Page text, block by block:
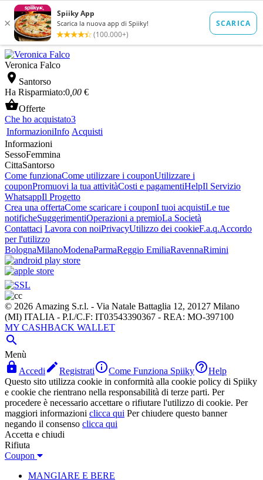
Veronica Falco
 Santorso
Ha Risparmiato:0 ,00 €
Offerte
Che ho acquistato3
InformazioniInfo Acquisti
Informazioni
SessoFemmina
CittaSantorso
Come funzionaCome utilizzare i couponUtilizzare i
couponPromuovi la tua attivitàCosti e pagamentiHelpIl Servizio
WhatsappIl Progetto
Crea una offertaCome scaricare i couponI tuoi acquistiLe tue
notificheSuggerimentiOperazioni a premioLa Società
Contattaci Lavora con noiPrivacyUtilizzo dei cookieF.a.q.Accordo
per l'utilizzo
BolognaMilanoModenaParmaReggio EmiliaRavennaRimini
© 2026 Amazing S.r.l. - Via Natale Battaglia 12, 20127 Milano
(MI) ITALIA - P.I./C.F: IT03543390367 - REA: MO-397100
MY CASHBACK WALLET

Menù
 Accedi RegistratiCome Funziona SpiikyHelp
Questo sito utilizza cookie in conformità alla cookie policy di Spiiky
e cookie che rientrano nella responsabilità di terze parti. Per
procedere è necessario accettare o rifiutare l'utilizzo di cookie. Per
maggiori informazioni clicca qui Per chiudere questo banner
negando il consenso clicca qui
Accetta e chiudi
Rifiuta
Coupon
MANGIARE E BERE